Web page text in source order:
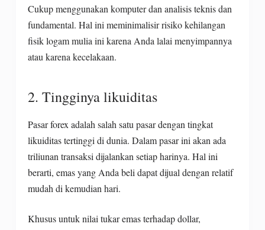
Cukup menggunakan komputer dan analisis teknis dan
fundamental. Hal ini meminimalisir risiko kehilangan
fisik logam mulia ini karena Anda lalai menyimpannya
atau karena kecelakaan.
2. Tingginya likuiditas
Pasar forex adalah salah satu pasar dengan tingkat
likuiditas tertinggi di dunia. Dalam pasar ini akan ada
triliunan transaksi dijalankan setiap harinya. Hal ini
berarti, emas yang Anda beli dapat dijual dengan relatif
mudah di kemudian hari.
Khusus untuk nilai tukar emas terhadap dollar,